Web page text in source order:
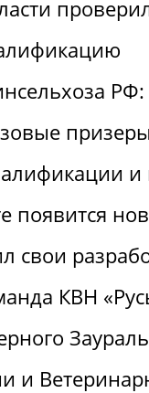
и
появится
свои
КВН
и